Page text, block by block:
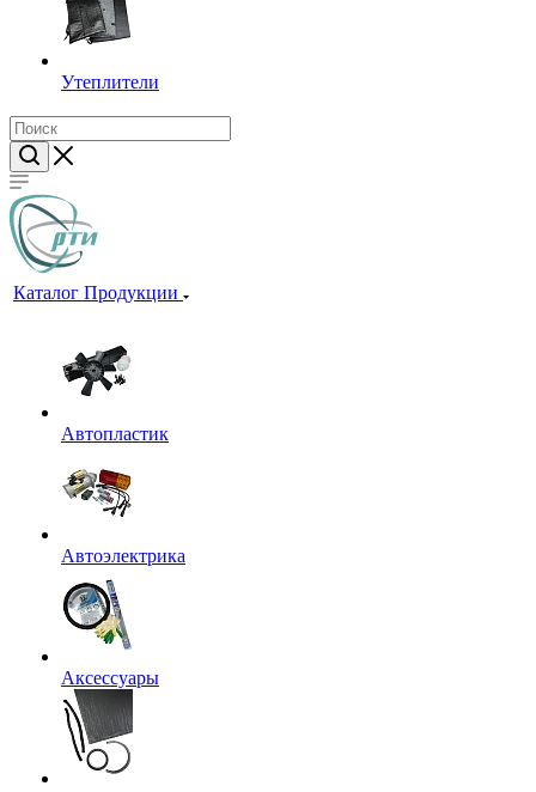
Утеплители
Каталог Продукции
Автопластик
Автоэлектрика
Аксессуары